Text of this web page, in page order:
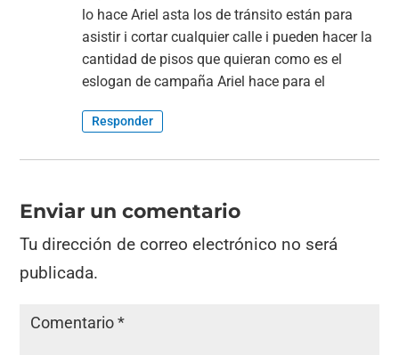
lo hace Ariel asta los de tránsito están para
asistir i cortar cualquier calle i pueden hacer la
cantidad de pisos que quieran como es el
eslogan de campaña Ariel hace para el
Responder
Enviar un comentario
Tu dirección de correo electrónico no será
publicada.